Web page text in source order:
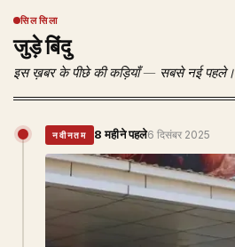
सिलसिला
जुड़े बिंदु
इस ख़बर के पीछे की कड़ियाँ — सबसे नई पहले।
नवीनतम 8 महीने पहले6 दिसंबर 2025